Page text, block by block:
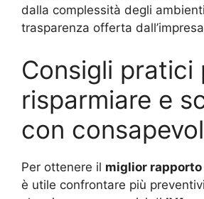
dalla complessità degli
trasparenza offerta
Consigli pratici
risparmiare e
con
Per ottenere il miglior
è utile confrontare più